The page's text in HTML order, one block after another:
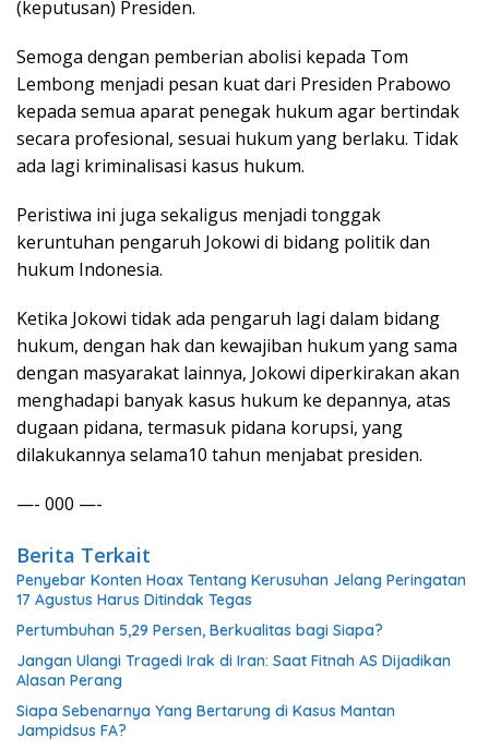
(keputusan) Presiden.
Semoga dengan pemberian abolisi kepada Tom
Lembong menjadi pesan kuat dari Presiden Prabowo
kepada semua aparat penegak hukum agar bertindak
secara profesional, sesuai hukum yang berlaku. Tidak
ada lagi kriminalisasi kasus hukum.
Peristiwa ini juga sekaligus menjadi tonggak
keruntuhan pengaruh Jokowi di bidang politik dan
hukum Indonesia.
Ketika Jokowi tidak ada pengaruh lagi dalam bidang
hukum, dengan hak dan kewajiban hukum yang sama
dengan masyarakat lainnya, Jokowi diperkirakan akan
menghadapi banyak kasus hukum ke depannya, atas
dugaan pidana, termasuk pidana korupsi, yang
dilakukannya selama10 tahun menjabat presiden.
—- 000 —-
Berita Terkait
Penyebar Konten Hoax Tentang Kerusuhan Jelang Peringatan
17 Agustus Harus Ditindak Tegas
Pertumbuhan 5,29 Persen, Berkualitas bagi Siapa?
Jangan Ulangi Tragedi Irak di Iran: Saat Fitnah AS Dijadikan
Alasan Perang
Siapa Sebenarnya Yang Bertarung di Kasus Mantan
Jampidsus FA?